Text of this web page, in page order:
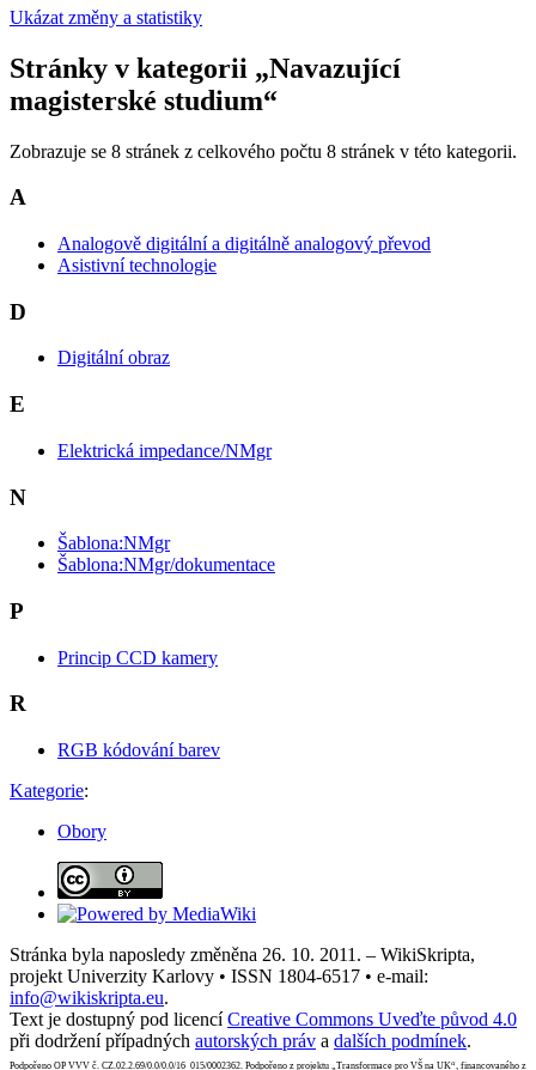
Ukázat změny a statistiky
Stránky v kategorii „Navazující
magisterské studium“
Zobrazuje se 8 stránek z celkového počtu 8 stránek v této kategorii.
A
Analogově digitální a digitálně analogový převod
Asistivní technologie
D
Digitální obraz
E
Elektrická impedance/NMgr
N
Šablona:NMgr
Šablona:NMgr/dokumentace
P
Princip CCD kamery
R
RGB kódování barev
Kategorie:
Obory
Stránka byla naposledy změněna 26. 10. 2011. – WikiSkripta,
projekt Univerzity Karlovy • ISSN 1804-6517 • e-mail:
info@wikiskripta.eu.
Text je dostupný pod licencíCreative Commons Uveďte původ 4.0
při dodržení případných autorských práv a dalších podmínek.
Podpořeno OP VVV č. CZ.02.2.69/0.0/0.0/16_015/0002362. Podpořeno z projektu „Transformace pro VŠ na UK“, financovaného z